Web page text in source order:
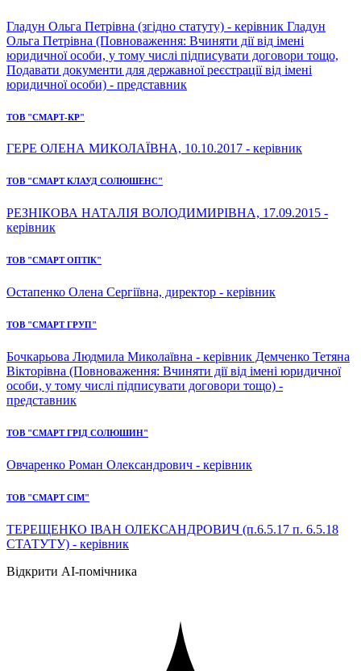
Гладун Ольга Петрівна (згідно статуту) - керівник Гладун
Ольга Петрівна (Повноваження: Вчиняти дії від імені
юридичної особи, у тому числі підписувати договори тощо,
Подавати документи для державної реєстрації від імені
юридичної особи) - представник
ТОВ "СМАРТ-КР"
ГЕРЕ ОЛЕНА МИКОЛАЇВНА, 10.10.2017 - керівник
ТОВ "СМАРТ КЛАУД СОЛЮШЕНС"
РЕЗНІКОВА НАТАЛІЯ ВОЛОДИМИРІВНА, 17.09.2015 -
керівник
ТОВ "СМАРТ ОПТІК"
Остапенко Олена Сергіївна, директор - керівник
ТОВ "СМАРТ ГРУП"
Бочкарьова Людмила Миколаївна - керівник Демченко Тетяна
Вікторівна (Повноваження: Вчиняти дії від імені юридичної
особи, у тому числі підписувати договори тощо) -
представник
ТОВ "СМАРТ ГРІД СОЛЮШИН"
Овчаренко Роман Олександрович - керівник
ТОВ "СМАРТ СІМ"
ТЕРЕЩЕНКО ІВАН ОЛЕКСАНДРОВИЧ (п.6.5.17 п. 6.5.18
СТАТУТУ) - керівник
Відкрити AI-помічника